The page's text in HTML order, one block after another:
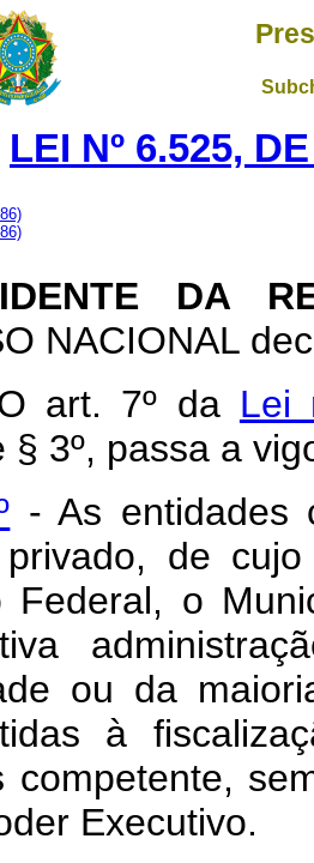
LEI Nº 6.525,
DA
NACIONAL
art. 7º da Lei
§ 3º, passa a
- As entidades
privado, de
Federal, o
ou da
à
competente,
Executivo.